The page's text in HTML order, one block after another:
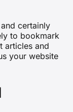
certainly
to bookmark
articles and
your website